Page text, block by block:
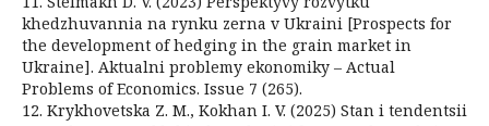
khedzhuvannia na rynku zerna v Ukraini [Prospects for
the development of hedging in the grain market in
Ukraine]. Aktualni problemy ekonomiky – Actual
Problems of Economics. Issue 7 (265).
12. Krykhovetska Z. M., Kokhan I. V. (2025) Stan i tendentsii